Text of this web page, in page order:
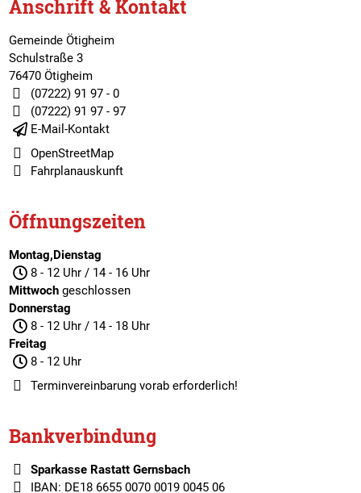
Anschrift & Kontakt
Gemeinde Ötigheim
Schulstraße 3
76470 Ötigheim
(07222) 91 97 - 0
(07222) 91 97 - 97
E-Mail-Kontakt
OpenStreetMap
Fahrplanauskunft
Öffnungszeiten
Montag,Dienstag
8 - 12 Uhr / 14 - 16 Uhr
Mittwochgeschlossen
Donnerstag
8 - 12 Uhr / 14 - 18 Uhr
Freitag
8 - 12 Uhr
Terminvereinbarungvorab erforderlich!
Bankverbindung
Sparkasse Rastatt Gernsbach
IBAN: DE18 6655 0070 0019 0045 06